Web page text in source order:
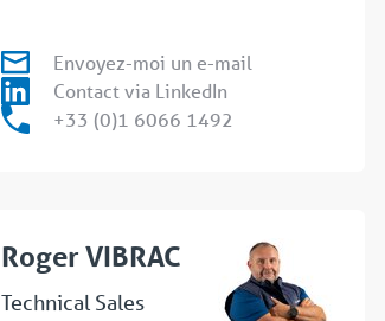
Envoyez-moi un e-mail
Contact via LinkedIn
+33 (0)1 6066 1492
Roger VIBRAC
Technical Sales